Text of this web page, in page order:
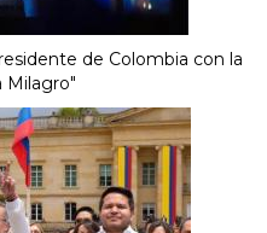
de Colombia con la
Milagro"